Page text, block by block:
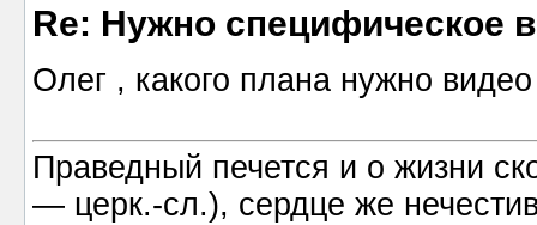
Re: Нужно специфическое
Олег , какого плана нужно
Праведный печется и о жизни
― церк.-сл.), сердце же